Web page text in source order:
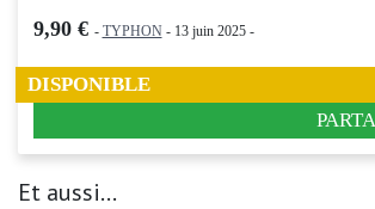
9,90 € - TYPHON- 13 juin 2025 -
DISPONIBLE
Et aussi...